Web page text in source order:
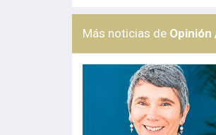
Más noticias de